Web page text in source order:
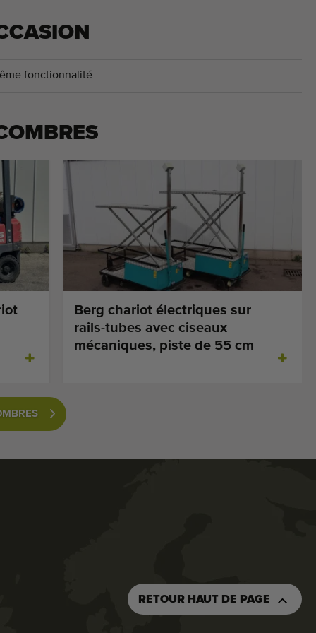
fonctionnalité
Berg chariot électriques sur
rails-tubes avec ciseaux
mécaniques, piste de 55 cm
RETOUR HAUT DE PAGE